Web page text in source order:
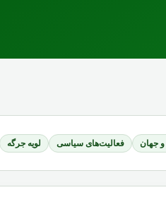
و جهان فعالیت‌های سیاسی لویه جرگه